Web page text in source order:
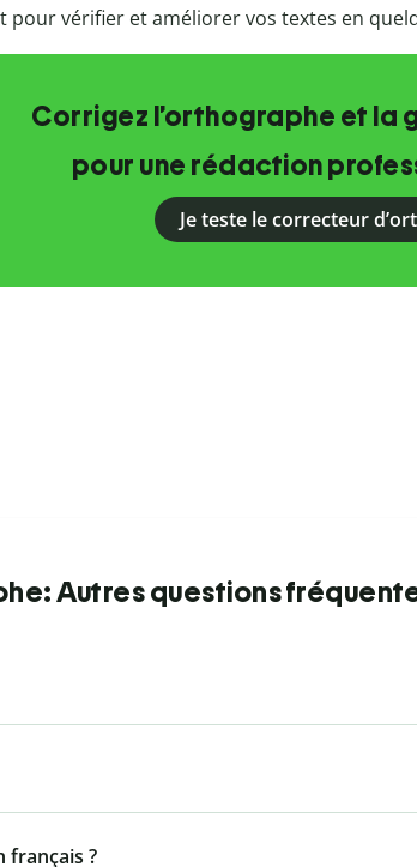
pour vérifier et améliorer vos textes en
Corrigez l’orthographe et la
pour une rédaction
Je teste le correcteur
Autres questions
français ?